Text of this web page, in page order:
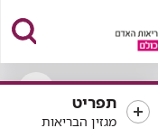
תפריט
מגזין הבריאות